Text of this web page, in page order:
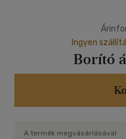
Ha szeretnél a pároddal,
és minőségi időt tölteni a jó
Ha tartasz tőle, hogy a
miatt nem jársz sikerrel...
számodra!
Ingyen
Borító
A termék megvásárlásával